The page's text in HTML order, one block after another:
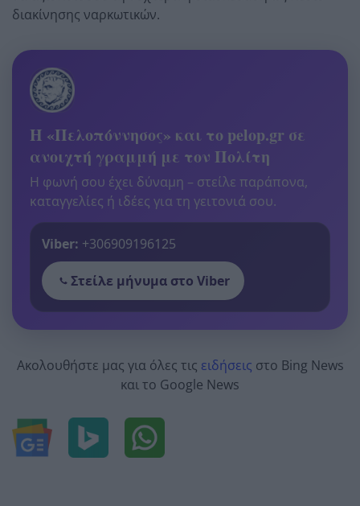
διακίνησης ναρκωτικών.
Η «Πελοπόννησος» και το pelop.gr σε
ανοιχτή γραμμή με τον Πολίτη
Η φωνή σου έχει δύναμη – στείλε παράπονα,
καταγγελίες ή ιδέες για τη γειτονιά σου.
Viber: +306909196125
Στείλε μήνυμα στο Viber
Ακολουθήστε μας για όλες τις ειδήσεις στο Bing News
και το Google News